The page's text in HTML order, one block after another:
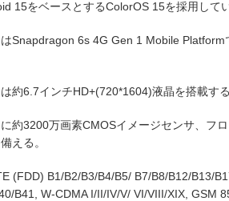
15をベースとするColorOS 15を採用してい
Snapdragon 6s 4G Gen 1 Mobile Platform
約6.7インチHD+(720*1604)液晶を搭載する
約3200万画素CMOSイメージセンサ、フ
える。
(FDD) B1/B2/B3/B4/B5/ B7/B8/B12/B13/
B41, W-CDMA I/II/IV/V/ VI/VIII/XIX, GSM